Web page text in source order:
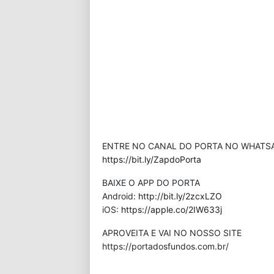
ENTRE NO CANAL DO PORTA NO
https://bit.ly/ZapdoPorta
BAIXE O APP DO PORTA
Android: http://bit.ly/2zcxLZO
iOS: https://apple.co/2IW633j
APROVEITA E VAI NO NOSSO SITE
⁠https://portadosfundos.com.br/